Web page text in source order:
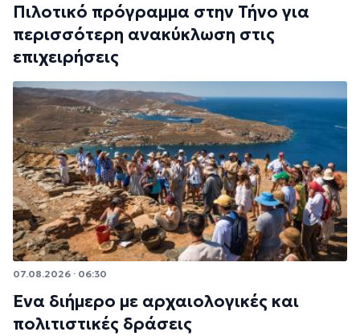
Πιλοτικό πρόγραμμα στην Τήνο για
περισσότερη ανακύκλωση στις
επιχειρήσεις
07.08.2026 · 06:30
Ένα διήμερο με αρχαιολογικές και
πολιτιστικές δράσεις